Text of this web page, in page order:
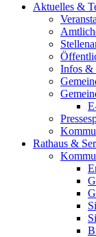
Aktuelles &
Infos &
Rathaus &